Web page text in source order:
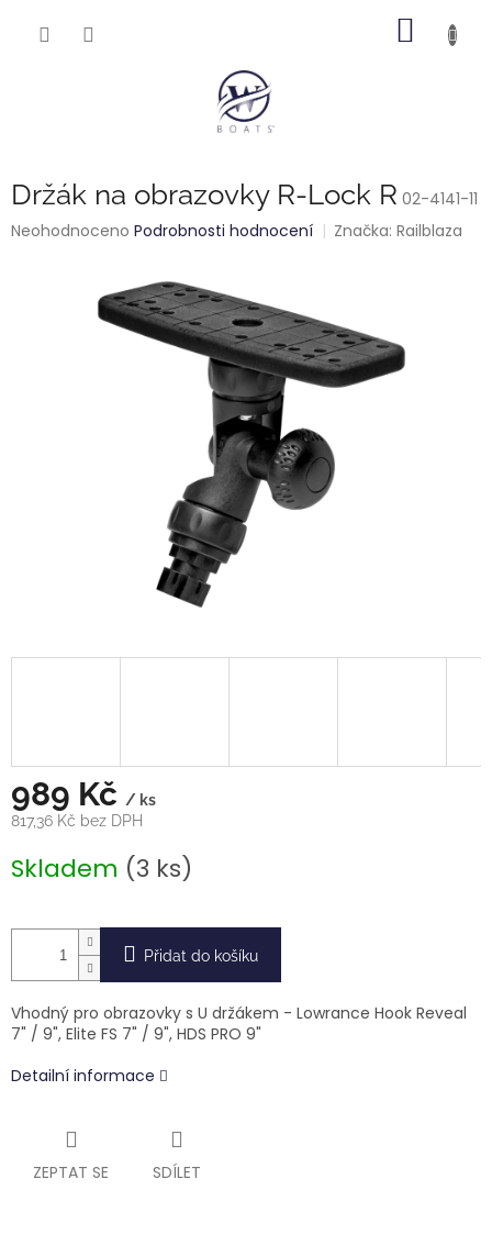
Držák na obrazovky R-Lock R 02-4141-11
Průměrné
Neohodnoceno Podrobnosti hodnocení Značka:Railblaza
989 Kč / ks
817,36 Kč bez DPH
cena:
Skladem (3 ks)
Přidat do košíku
Vhodný pro obrazovky s U držákem - Lowrance Hook Reveal
7" / 9", Elite FS 7" / 9", HDS PRO 9"
Detailní informace
ZEPTAT SE SDÍLET